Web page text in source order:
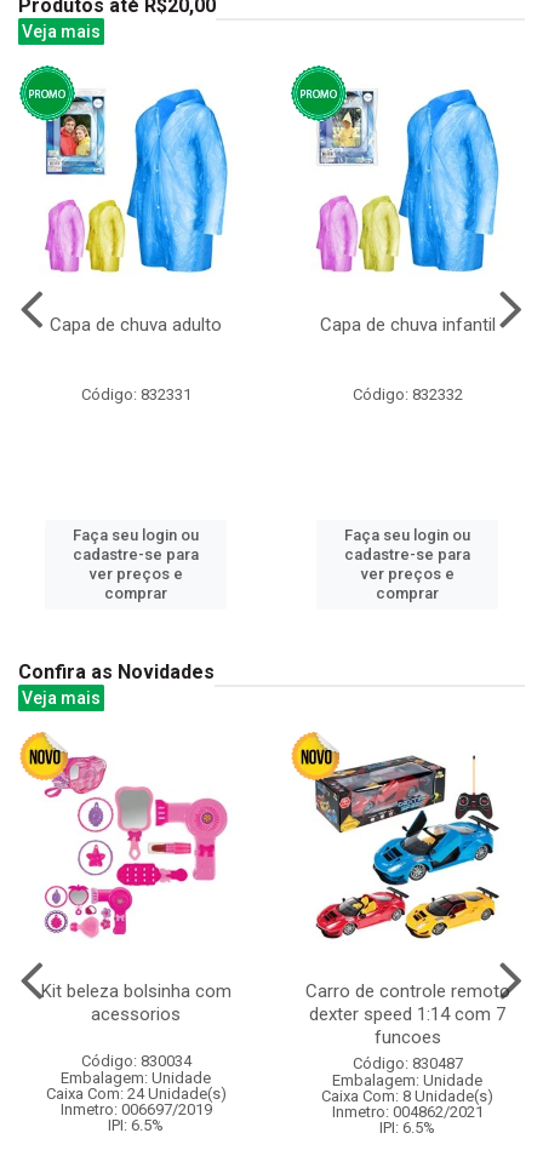
Produtos até R$20,00
Veja mais
Capa de chuva adulto
Código: 832331
Faça seu login ou
cadastre-se para
ver preços e
comprar
Capa de chuva infantil
Código: 832332
Faça seu login ou
cadastre-se para
ver preços e
comprar
Confira as Novidades
Veja mais
Kit beleza bolsinha com
acessorios
Código: 830034
Embalagem: Unidade
Caixa Com: 24 Unidade(s)
Inmetro: 006697/2019
IPI: 6.5%
Carro de controle remoto
dexter speed 1:14 com 7
funcoes
Código: 830487
Embalagem: Unidade
Caixa Com: 8 Unidade(s)
Inmetro: 004862/2021
IPI: 6.5%